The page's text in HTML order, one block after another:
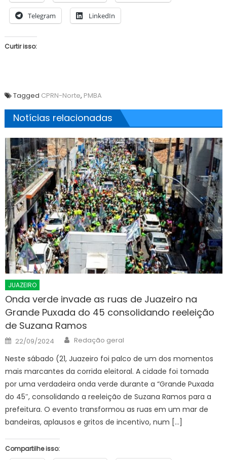
Telegram LinkedIn
Curtir isso:
Tagged CPRN-Norte, PMBA
Notícias relacionadas
JUAZEIRO
Onda verde invade as ruas de Juazeiro na
Grande Puxada do 45 consolidando reeleição
de Suzana Ramos
Posted
on
22/09/2024 Author
Redação geral
Neste sábado (21, Juazeiro foi palco de um dos momentos
mais marcantes da corrida eleitoral. A cidade foi tomada
por uma verdadeira onda verde durante a “Grande Puxada
do 45″, consolidando a reeleição de Suzana Ramos para a
prefeitura. O evento transformou as ruas em um mar de
bandeiras, aplausos e gritos de incentivo, num […]
Compartilhe isso: